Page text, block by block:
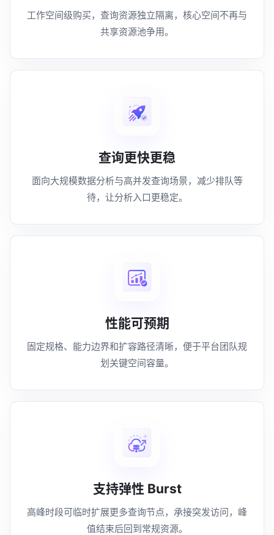
工作空间级购买，查询资源独立隔离，核心空间不再与
共享资源池争用。
查询更快更稳
面向大规模数据分析与高并发查询场景，减少排队等
待，让分析入口更稳定。
性能可预期
固定规格、能力边界和扩容路径清晰，便于平台团队规
划关键空间容量。
支持弹性 Burst
高峰时段可临时扩展更多查询节点，承接突发访问，峰
值结束后回到常规资源。